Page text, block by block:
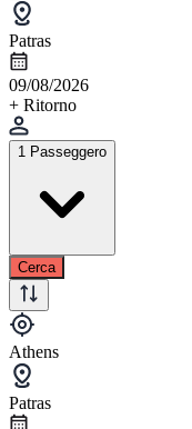
Patras
09/08/2026
+ Ritorno
1 Passeggero
Cerca
Athens
Patras